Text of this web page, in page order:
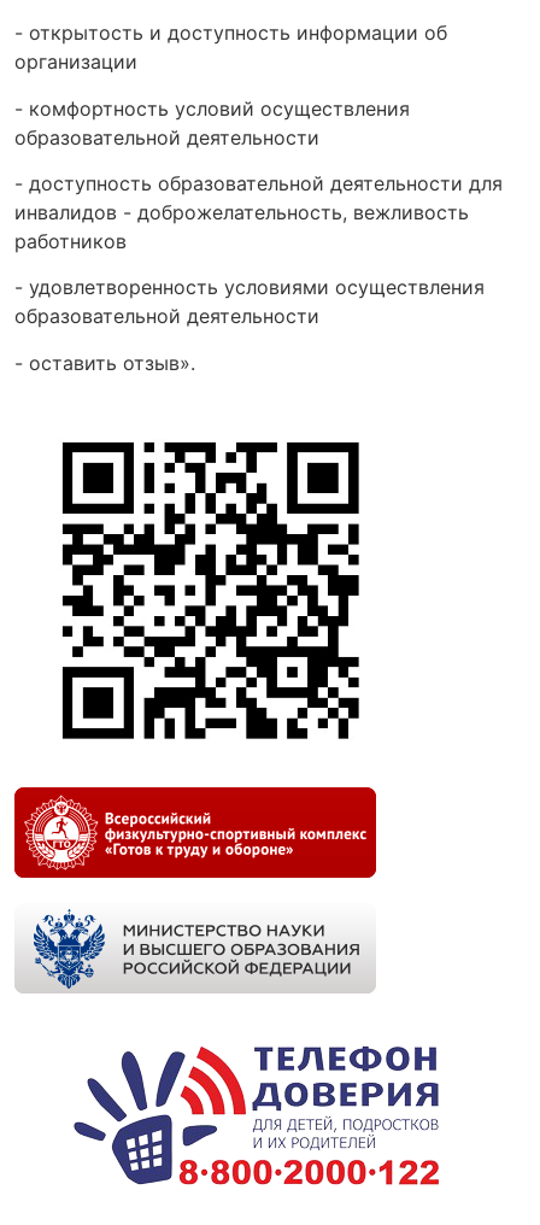
- открытость и доступность информации об
организации
- комфортность условий осуществления
образовательной деятельности
- доступность образовательной деятельности для
инвалидов - доброжелательность, вежливость
работников
- удовлетворенность условиями осуществления
образовательной деятельности
- оставить отзыв».